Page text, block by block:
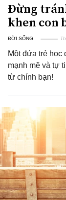
Đừng
khen con
ĐỜI SỐNG
Một đứa trẻ
mạnh mẽ và tự
từ chính bạn!